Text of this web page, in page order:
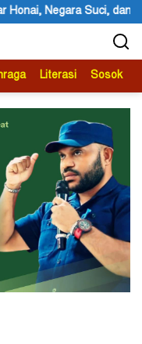
Langit Karya
Literasi Sosok